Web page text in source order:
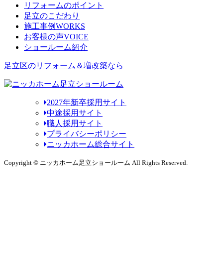
リフォームのポイント
足立のこだわり
施工事例WORKS
お客様の声VOICE
ショールーム紹介
足立区のリフォーム＆増改築なら
2027年新卒採用サイト
中途採用サイト
職人採用サイト
プライバシーポリシー
ニッカホーム総合サイト
Copyright © ニッカホーム足立ショールーム All Rights Reserved.